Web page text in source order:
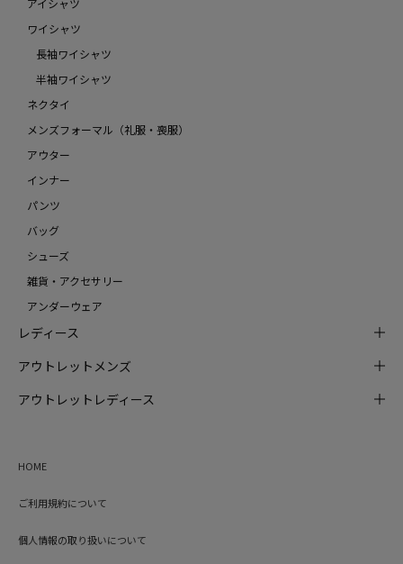
ワイシャツ
長袖ワイシャツ
半袖ワイシャツ
ネクタイ
メンズフォーマル（礼服・喪服）
アウター
インナー
パンツ
バッグ
シューズ
雑貨・アクセサリー
アンダーウェア
レディース
アウトレットメンズ
アウトレットレディース
HOME
ご利用規約について
個人情報の取り扱いについて